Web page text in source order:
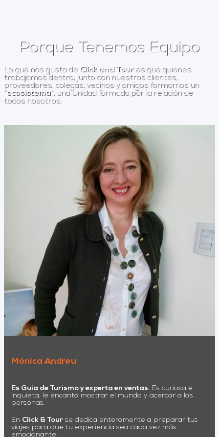
Porque Tenemos Equipo
Lo que nos gusta de Click and Toures que quienes
trabajamos dentro, junto con nuestros clientes,
proveedores, colegas, vecinos y amigos formamos un
“ecosistema”, una Unidad formada por la relación de
todos nosotros.
Mónica Andreu
Es Guía de Turismo y experta en ventas. Es curiosa e
inquieta, le encanta mostrar el mundo y acercar a las
personas.
En Click & Tour se dedica enteramente a preparar tus
viajes para que tu experiencia sea cada vez más
emocionante.